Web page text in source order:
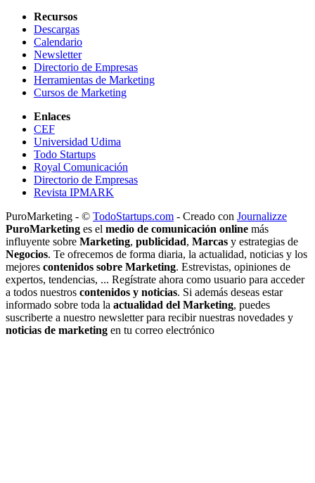
Recursos
Descargas
Calendario
Newsletter
Directorio de Empresas
Herramientas de Marketing
Cursos de Marketing
Enlaces
CEF
Universidad Udima
Todo Startups
Royal Comunicación
Directorio de Empresas
Revista IPMARK
PuroMarketing - © TodoStartups.com - Creado con Journalizze
PuroMarketing es el medio de comunicación online más
influyente sobre Marketing, publicidad, Marcas y estrategias de
Negocios. Te ofrecemos de forma diaria, la actualidad, noticias y los
mejores contenidos sobre Marketing. Estrevistas, opiniones de
expertos, tendencias, ... Regístrate ahora como usuario para acceder
a todos nuestros contenidos y noticias. Si además deseas estar
informado sobre toda la actualidad del Marketing, puedes
suscriberte a nuestro newsletter para recibir nuestras novedades y
noticias de marketing en tu correo electrónico